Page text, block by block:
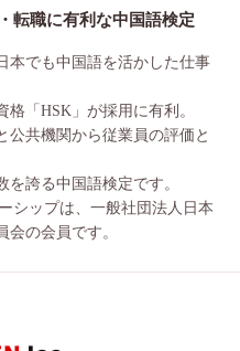
転職に有利な中国語検定
本でも中国語を活かした仕事
「HSK」が採用に有利。
公共機関から従業員の評価と
誇る中国語検定です。
シップは、一般社団法人日本
の会員です。